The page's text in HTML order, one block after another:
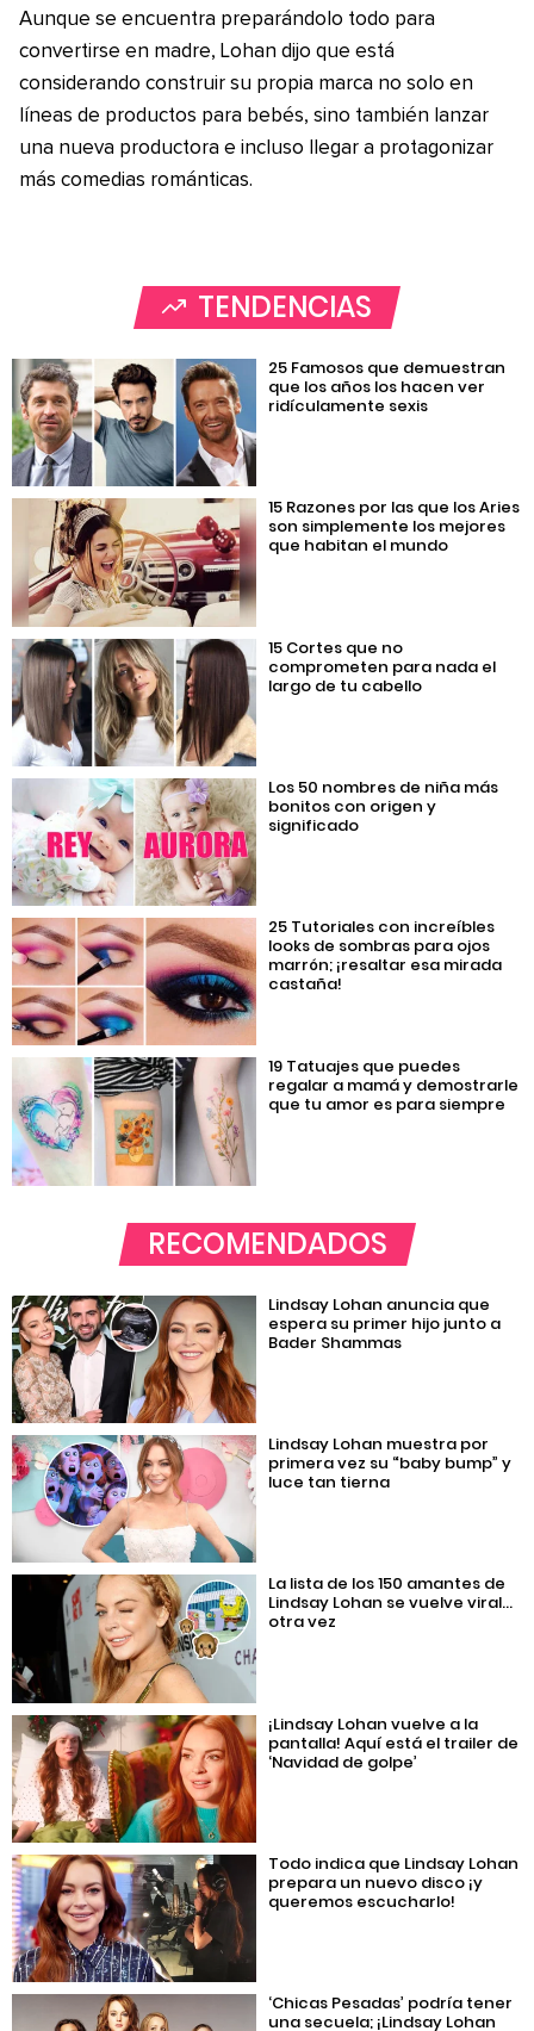
Aunque se encuentra preparándolo todo para
convertirse en madre, Lohan dijo que está
considerando construir su propia marca no solo en
líneas de productos para bebés, sino también lanzar
una nueva productora e incluso llegar a protagonizar
más comedias románticas.
TENDENCIAS
25 Famosos que demuestran
que los años los hacen ver
ridículamente sexis
15 Razones por las que los Aries
son simplemente los mejores
que habitan el mundo
15 Cortes que no
comprometen para nada el
largo de tu cabello
Los 50 nombres de niña más
bonitos con origen y
significado
25 Tutoriales con increíbles
looks de sombras para ojos
marrón; ¡resaltar esa mirada
castaña!
19 Tatuajes que puedes
regalar a mamá y demostrarle
que tu amor es para siempre
RECOMENDADOS
Lindsay Lohan anuncia que
espera su primer hijo junto a
Bader Shammas
Lindsay Lohan muestra por
primera vez su “baby bump” y
luce tan tierna
La lista de los 150 amantes de
Lindsay Lohan se vuelve viral…
otra vez
¡Lindsay Lohan vuelve a la
pantalla! Aquí está el trailer de
‘Navidad de golpe’
Todo indica que Lindsay Lohan
prepara un nuevo disco ¡y
queremos escucharlo!
‘Chicas Pesadas’ podría tener
una secuela; ¡Lindsay Lohan